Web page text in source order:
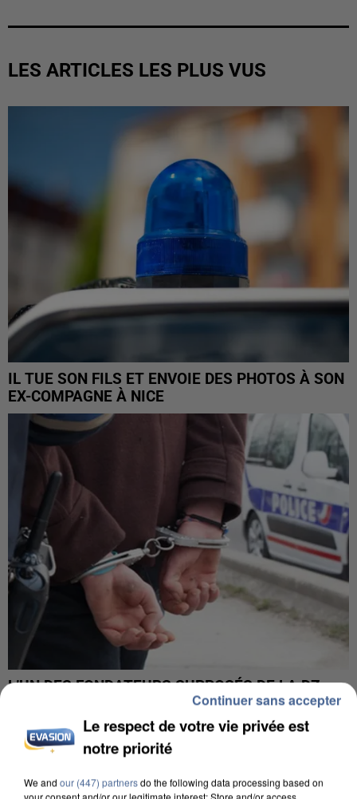
LES ARTICLES LES PLUS VUS
IL TUE SON FILS ET ENVOIE DES PHOTOS À SON
EX-COMPAGNE À NICE
L’UN DES FONDATEURS SUPPOSÉS DE LA DZ
MAFIA INTERPELLÉ EN ALGÉRIE
Le respect de votre vie privée est
notre priorité
We and our (447) partnersdo the following data processing based on
your consent and/or our legitimate interest: Store and/or access
Continuer sans accepter